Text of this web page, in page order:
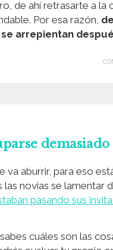
de ahí retrasarte a
Por esa razón,
arrepientan
va aburrir, para eso
las novias se
pasando sus
cuáles son las